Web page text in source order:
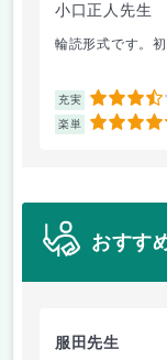
小口正人先生
輪読形式です。
充実 3.5
楽単 4.5
おすす
服田先生